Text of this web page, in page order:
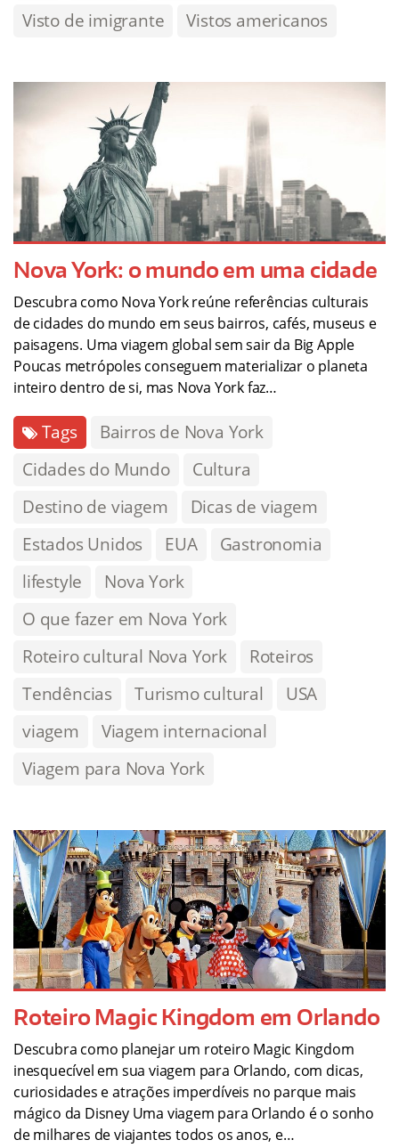
Visto de imigrante
Vistos americanos
Nova York: o mundo em uma cidade
Descubra como Nova York reúne referências culturais
de cidades do mundo em seus bairros, cafés, museus e
paisagens. Uma viagem global sem sair da Big Apple
Poucas metrópoles conseguem materializar o planeta
inteiro dentro de si, mas Nova York faz…
Tags
Bairros de Nova York
Cidades do Mundo
Cultura
Destino de viagem
Dicas de viagem
Estados Unidos
EUA
Gastronomia
lifestyle
Nova York
O que fazer em Nova York
Roteiro cultural Nova York
Roteiros
Tendências
Turismo cultural
USA
viagem
Viagem internacional
Viagem para Nova York
Roteiro Magic Kingdom em Orlando
Descubra como planejar um roteiro Magic Kingdom
inesquecível em sua viagem para Orlando, com dicas,
curiosidades e atrações imperdíveis no parque mais
mágico da Disney Uma viagem para Orlando é o sonho
de milhares de viajantes todos os anos, e…